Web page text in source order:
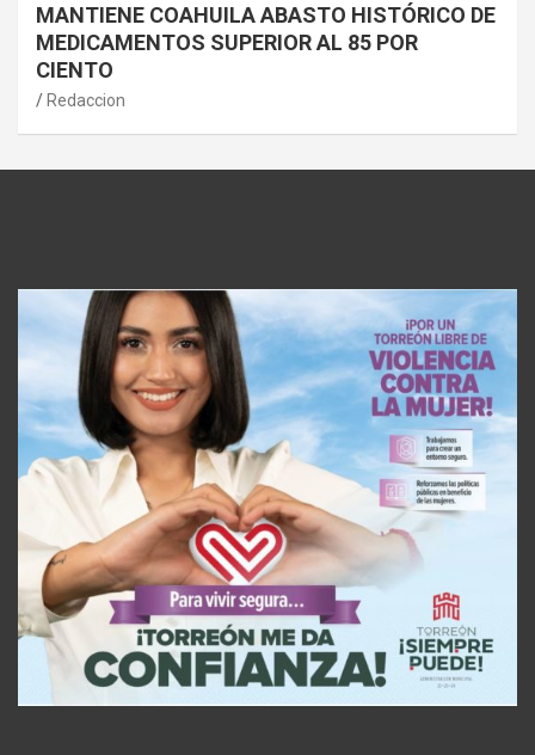
MANTIENE COAHUILA ABASTO HISTÓRICO DE
MEDICAMENTOS SUPERIOR AL 85 POR
CIENTO
Redaccion